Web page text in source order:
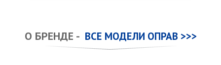
О БРЕНДЕ - ВСЕ МОДЕЛИ ОПРАВ >>>